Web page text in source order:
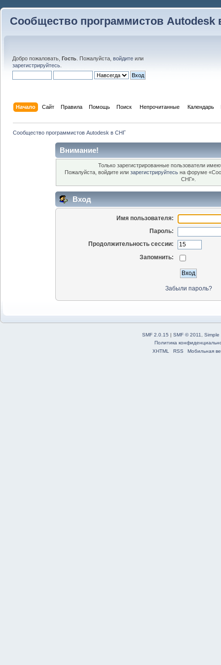
Сообщество программистов Autodesk
Добро пожаловать, Гость . Пожалуйста, войдите или
зарегистрируйтесь
Начало Сайт Правила Помощь Поиск Непрочитанные Календарь
Сообщество программистов Autodesk в СНГ
Внимание!
Только зарегистрированные пользователи
Пожалуйста, войдите или зарегистрируйтесь на форуме
СНГ».
Вход
Имя пользователя:
Пароль:
Продолжительность сессии:
Запомнить:
Забыли пароль?
SMF 2.0.15 | SMF © 2011
Simple
Политика
XHTML
RSS Мобильная